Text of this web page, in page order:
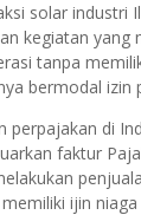
solar industri
kegiatan yang
tanpa
bermodal izin
perpajakan di
faktur
ijin